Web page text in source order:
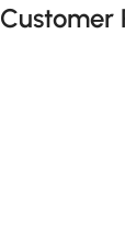
Customer